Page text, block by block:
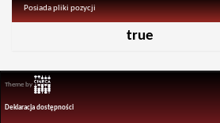
Posiada pliki pozycji
true
Theme by
Deklaracja dostępności